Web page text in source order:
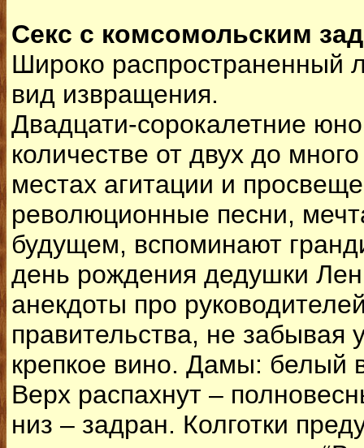
Секс с комсомольским
Широко распространенный
вид извращения.
Двадцати-сорокалетние
количестве от двух до
местах агитации и
революционные песни,
будущем, вспоминают
день рождения дедушки
анекдоты про
правительства, не забывая
крепкое вино. Дамы: белый
Верх распахнут –
низ – задран. Колготки